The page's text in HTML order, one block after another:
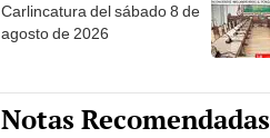
Carlincatura del sábado 8 de
agosto de 2026
Notas Recomendadas